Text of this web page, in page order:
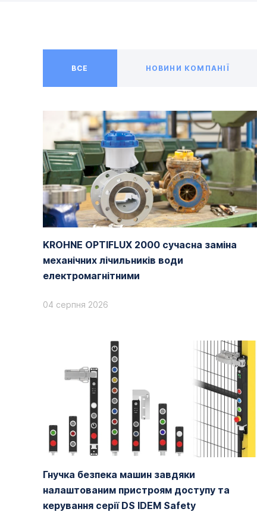
ВСЕ НОВИНИ КОМПАНІЇ
KROHNE OPTIFLUX 2000 сучасна заміна
механічних лічильників води
електромагнітними
04 серпня 2026
Гнучка безпека машин завдяки
налаштованим пристроям доступу та
керування серії DS IDEM Safety